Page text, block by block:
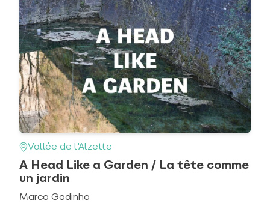
Vallée de l'Alzette
A Head Like a Garden / La tête comme
un jardin
Marco Godinho